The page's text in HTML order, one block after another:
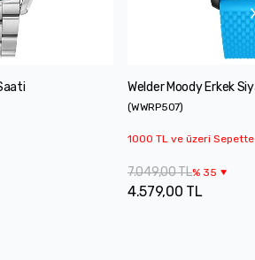
Welder Moody Erkek
(WWRP507)
1000 TL ve üzeri
7.049,00 TL% 35
4.579,00 TL